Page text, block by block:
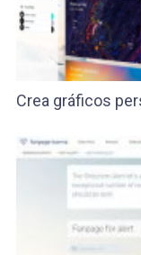
Crea gráficos